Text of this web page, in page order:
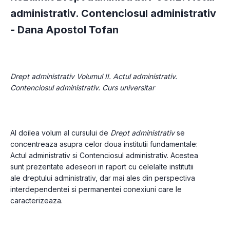
administrativ. Contenciosul administrativ
- Dana Apostol Tofan
Drept administrativ Volumul II. Actul administrativ.
Contenciosul administrativ. Curs universitar
Al doilea volum al cursului de Drept administrativ se
concentreaza asupra celor doua institutii fundamentale:
Actul administrativ si Contenciosul administrativ. Acestea
sunt prezentate adeseori in raport cu celelalte institutii
ale dreptului administrativ, dar mai ales din perspectiva
interdependentei si permanentei conexiuni care le
caracterizeaza.